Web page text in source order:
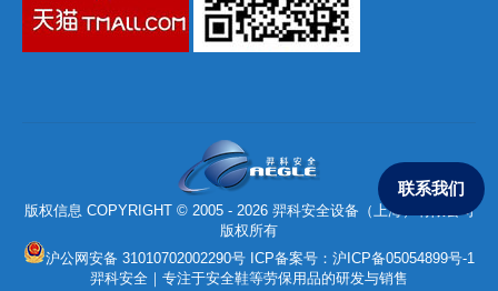
版权信息 COPYRIGHT © 2005 - 2026 羿科安全设备（上海）有限公司
版权所有
沪公网安备 31010702002290号 ICP备案号： 沪ICP备05054899号-1
羿科安全｜专注于安全鞋等劳保用品的研发与销售
联系我们